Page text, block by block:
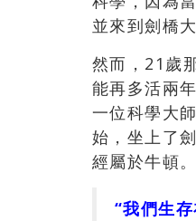
並來到劍橋
然而，21歲
能再多活兩
一位科學大
始，坐上了
經屬於牛頓。
“我們生